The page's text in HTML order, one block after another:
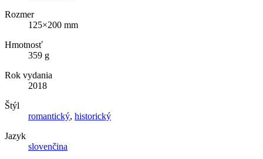
Rozmer
125×200 mm
Hmotnosť
359 g
Rok vydania
2018
Štýl
romantický, historický
Jazyk
slovenčina